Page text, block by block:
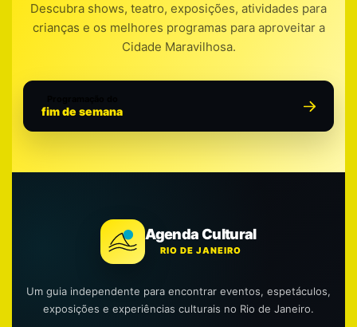
Descubra shows, teatro, exposições, atividades para
crianças e os melhores programas para aproveitar a
Cidade Maravilhosa.
fim de semana
Agenda Cultural
RIO DE JANEIRO
Um guia independente para encontrar eventos, espetáculos,
exposições e experiências culturais no Rio de Janeiro.